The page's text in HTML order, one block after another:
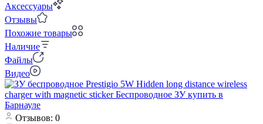
Аксессуары
Отзывы
Похожие товары
Наличие
Файлы
Видео
Отзывов: 0